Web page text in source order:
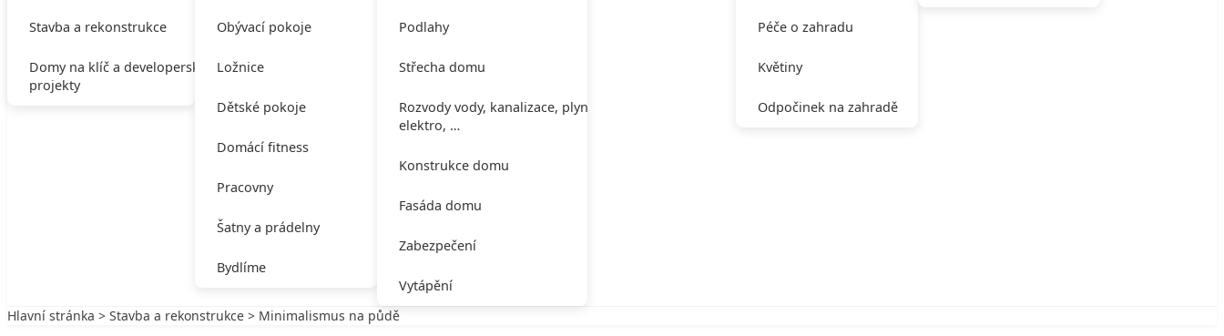
Stavba a rekonstrukce
Domy na klíč a developerské
projekty
Obývací pokoje
Ložnice
Dětské pokoje
Domácí fitness
Pracovny
Šatny a prádelny
Bydlíme
Podlahy
Střecha domu
Rozvody vody, kanalizace, plynu,
elektro, …
Konstrukce domu
Fasáda domu
Zabezpečení
Vytápění
Péče o zahradu
Květiny
Odpočinek na zahradě
Hlavní stránka > Stavba a rekonstrukce > Minimalismus na půdě